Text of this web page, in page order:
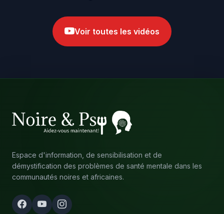
Voir toutes les vidéos
Espace d'information, de sensibilisation et de
démystification des problèmes de santé mentale dans les
communautés noires et africaines.